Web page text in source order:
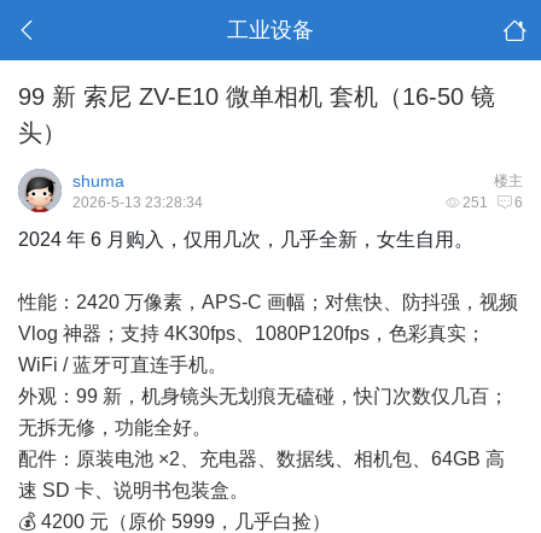
工业设备
99 新 索尼 ZV-E10 微单相机 套机（16-50 镜
头）
楼主
shuma
251 6
2026-5-13 23:28:34
2024 年 6 月购入，仅用几次，几乎全新，女生自用。
性能：2420 万像素，APS-C 画幅；对焦快、防抖强，视频
Vlog 神器；支持 4K30fps、1080P120fps，色彩真实；
WiFi / 蓝牙可直连手机。
外观：99 新，机身镜头无划痕无磕碰，快门次数仅几百；
无拆无修，功能全好。
配件：原装电池 ×2、充电器、数据线、相机包、64GB 高
速 SD 卡、说明书包装盒。
💰 4200 元（原价 5999，几乎白捡）